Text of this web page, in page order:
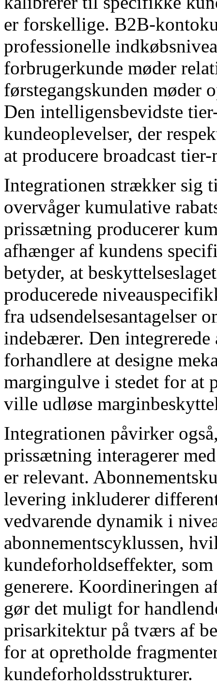
er forskellige. B2B-
professionelle
forbrugerkunde møder
førstegangskunden møder
Den intelligensbevidste
kundeoplevelser, der
at producere broadcast
Integrationen strækker sig
overvåger kumulative
prissætning producerer
afhænger af kundens
betyder, at
producerede
fra udsendelsesantagelser
indebærer. Den
forhandlere at designe
margingulve i stedet for at
ville udløse
Integrationen påvirker
prissætning interagerer
er relevant.
levering inkluderer
vedvarende dynamik i
abonnementscyklussen,
kundeforholdseffekter,
generere. Koordineringen
gør det muligt for
prisarkitektur på tværs af
for at opretholde
kundeforholdsstrukturer.